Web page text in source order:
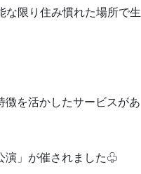
な限り住み慣れた場所で生
を活かしたサービスがあ
演」が催されました♧